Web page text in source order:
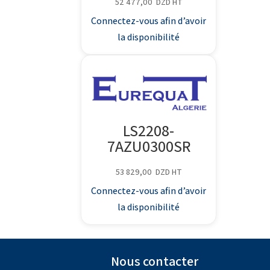
Connectez-vous afin d’avoir
la disponibilité
LS2208-
7AZU0300SR
53 829,00 DZD HT
Connectez-vous afin d’avoir
la disponibilité
Nous contacter